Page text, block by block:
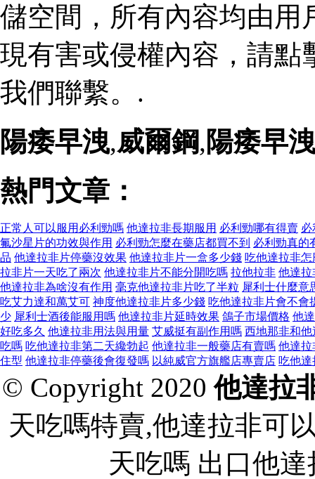
儲空間，所有內容均由用
現有害或侵權內容，請點
我們聯繫。.
陽痿早洩,威爾鋼, 陽痿早洩
熱門文章：
正常人可以服用必利勁嗎 他達拉非長期服用 必利勁哪有得賣 必
氟沙星片的功效與作用 必利勁怎麼在藥店都買不到 必利勁真的
品 他達拉非片停藥沒效果 他達拉非片一盒多少錢 吃他達拉非
拉非片一天吃了兩次 他達拉非片不能分開吃嗎 拉他拉非 他達拉
他達拉非為啥沒有作用 毫克他達拉非片吃了半粒 犀利士什麼意
吃艾力達和萬艾可 神度他達拉非片多少錢 吃他達拉非片會不會
少 犀利士酒後能服用嗎 他達拉非片延時效果 鴿子市場價格 他
好吃多久 他達拉非用法與用量 艾威挺有副作用嗎 西地那非和
吃嗎 吃他達拉非第二天纔勃起 他達拉非一般藥店有賣嗎 他達拉
住型 他達拉非停藥後會復發嗎 以純威官方旗艦店專賣店 吃他
© Copyright 2020他達拉
天吃嗎特賣,他達拉非可
天吃嗎 出口他